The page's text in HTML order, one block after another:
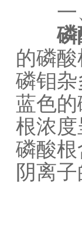
一、
磷
的磷
磷钼
蓝色
根浓
磷酸
阴离